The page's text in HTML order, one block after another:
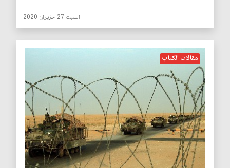
السبت 27 حزيران 2020
مقالات الكتاب